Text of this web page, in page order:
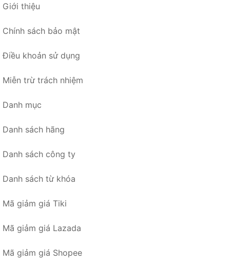
Giới thiệu
Chính sách bảo mật
Điều khoản sử dụng
Miễn trừ trách nhiệm
Danh mục
Danh sách hãng
Danh sách công ty
Danh sách từ khóa
Mã giảm giá Tiki
Mã giảm giá Lazada
Mã giảm giá Shopee